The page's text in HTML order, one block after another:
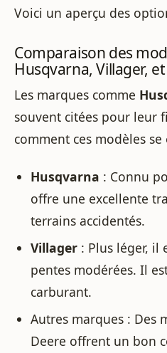
Voici un aperçu des
Comparaison des
Husqvarna, Villager,
Les marques comme
souvent citées pour leur
comment ces modèles
Husqvarna : Connu
offre une excellente
terrains accidentés.
Villager: Plus léger, il
pentes modérées. Il
carburant.
Autres marques : Des
Deere offrent un bon